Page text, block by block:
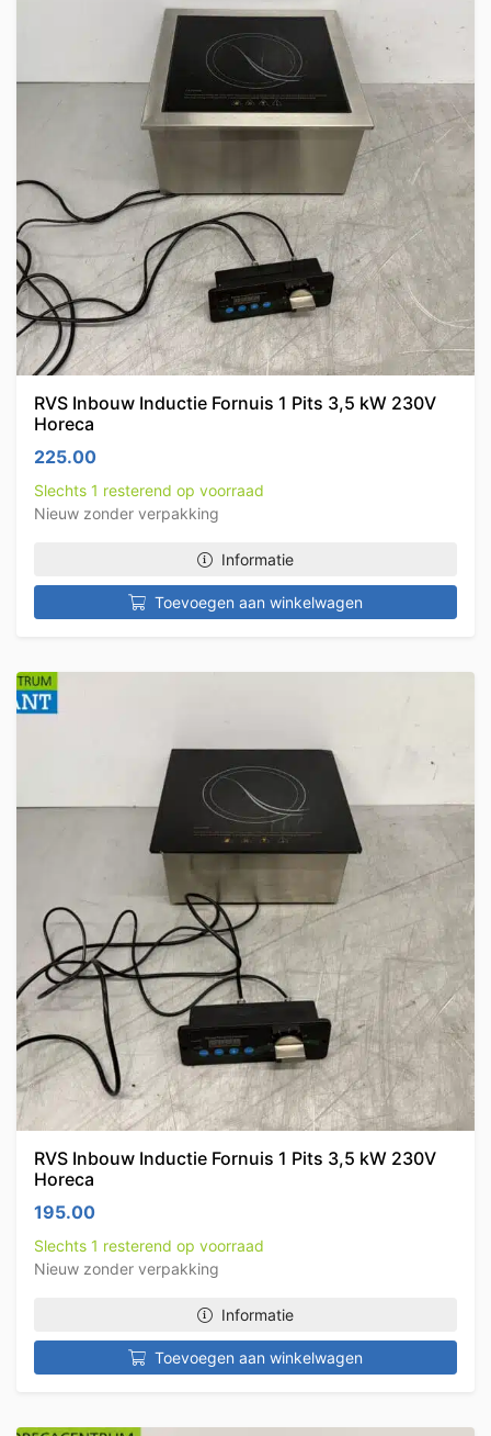
RVS Inbouw Inductie Fornuis 1 Pits 3,5 kW 230V
Horeca
225.00
Slechts 1 resterend op voorraad
Nieuw zonder verpakking
Informatie
Toevoegen aan winkelwagen
RVS Inbouw Inductie Fornuis 1 Pits 3,5 kW 230V
Horeca
195.00
Slechts 1 resterend op voorraad
Nieuw zonder verpakking
Informatie
Toevoegen aan winkelwagen